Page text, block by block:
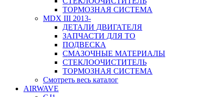
ТОРМОЗНАЯ СИСТЕМА
MDX III 2013-
ДЕТАЛИ ДВИГАТЕЛЯ
ЗАПЧАСТИ ДЛЯ ТО
ПОДВЕСКА
СМАЗОЧНЫЕ МАТЕРИАЛЫ
СТЕКЛООЧИСТИТЕЛЬ
ТОРМОЗНАЯ СИСТЕМА
Смотреть весь каталог
AIRWAVE